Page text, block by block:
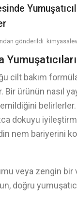
gönderildi
cilt bakım
ürünün nasıl
dokuyu
nem bariyerini
veya zengin bir
doğru